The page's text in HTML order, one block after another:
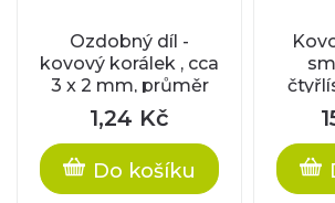
Ozdobný díl -
kovový korálek , cca
3 x 2 mm, průměr
dírky cca 1,5 mm
1,24 Kč
Do košíku